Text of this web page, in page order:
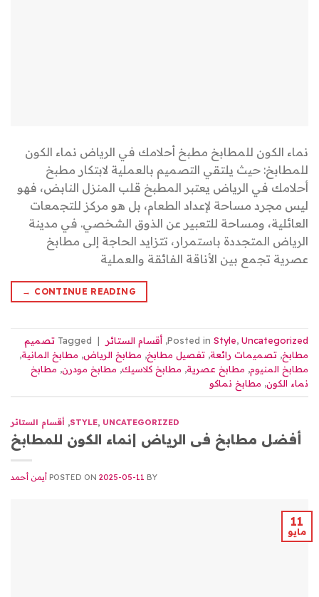
نماء الكون للمطابخ مطبخ أحلامك في الرياض نماء الكون
للمطابخ: حيث يلتقي التصميم بالعملية لابتكار مطبخ
أحلامك في الرياض يعتبر المطبخ قلب المنزل النابض، فهو
ليس مجرد مساحة لإعداد الطعام، بل هو مركز للتجمعات
العائلية، ومساحة للتعبير عن الذوق الشخصي. في مدينة
الرياض المتجددة باستمرار، تتزايد الحاجة إلى مطابخ
عصرية تجمع بين الأناقة الفائقة والعملية
CONTINUE READING
→
Posted in Style, Uncategorized
, أقسام الستائر |
Tagged تصميم
مطابخ, تصميمات رائعة, تفصيل مطابخ, مطابخ الرياض, مطابخ المانية,
مطابخ المنيوم, مطابخ عصرية, مطابخ كلاسيك, مطابخ مودرن, مطابخ
نماء الكون, مطابخ نماكو
STYLE, UNCATEGORIZED
, أقسام الستائر
أفضل مطابخ فى الرياض |نماء الكون للمطابخ
POSTED ON 2025-05-11 BY أيمن أحمد
11
مايو